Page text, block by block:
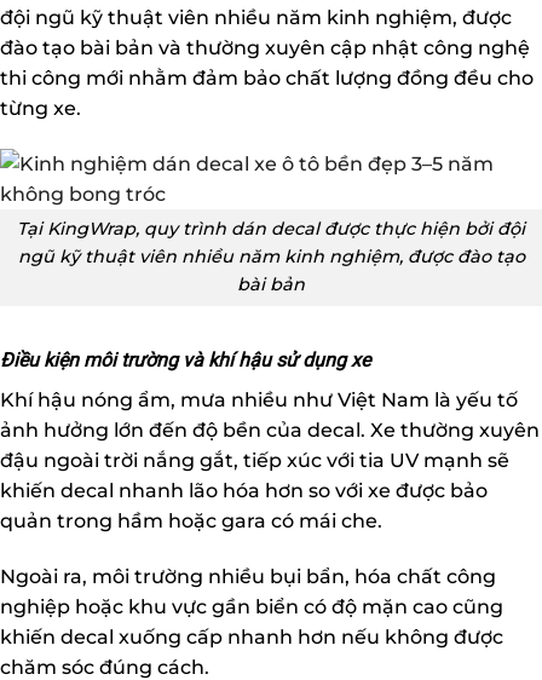
đội ngũ kỹ thuật viên nhiều năm kinh nghiệm, được
đào tạo bài bản và thường xuyên cập nhật công nghệ
thi công mới nhằm đảm bảo chất lượng đồng đều cho
từng xe.
Tại KingWrap, quy trình dán decal được thực hiện bởi đội
ngũ kỹ thuật viên nhiều năm kinh nghiệm, được đào tạo
bài bản
Điều kiện môi trường và khí hậu sử dụng xe
Khí hậu nóng ẩm, mưa nhiều như Việt Nam là yếu tố
ảnh hưởng lớn đến độ bền của decal. Xe thường xuyên
đậu ngoài trời nắng gắt, tiếp xúc với tia UV mạnh sẽ
khiến decal nhanh lão hóa hơn so với xe được bảo
quản trong hầm hoặc gara có mái che.
Ngoài ra, môi trường nhiều bụi bẩn, hóa chất công
nghiệp hoặc khu vực gần biển có độ mặn cao cũng
khiến decal xuống cấp nhanh hơn nếu không được
chăm sóc đúng cách.